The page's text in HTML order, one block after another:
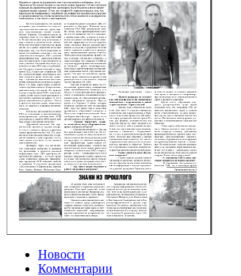
Новости
Комментарии